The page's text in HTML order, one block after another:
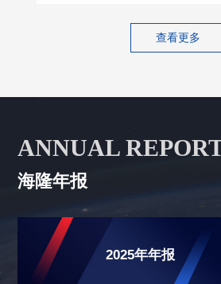
查看更多
ANNUAL
海隆年报
2025年年报